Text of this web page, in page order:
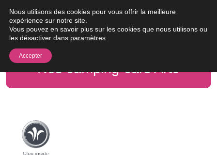
Nos camping-cars Arto
Nous utilisons des cookies pour vous offrir la meilleure
expérience sur notre site.
Vous pouvez en savoir plus sur les cookies que nous utilisons ou
les désactiver dans paramètres
Accepter